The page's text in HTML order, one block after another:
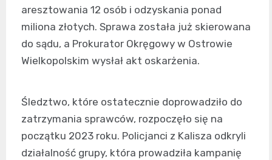
aresztowania 12 osób i odzyskania ponad
miliona złotych. Sprawa została już skierowana
do sądu, a Prokurator Okręgowy w Ostrowie
Wielkopolskim wysłał akt oskarżenia.
Śledztwo, które ostatecznie doprowadziło do
zatrzymania sprawców, rozpoczęło się na
początku 2023 roku. Policjanci z Kalisza odkryli
działalność grupy, która prowadziła kampanię